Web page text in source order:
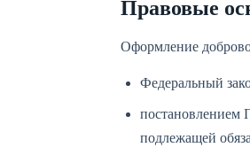
Правовые
Оформление
Федеральный
постановлением
подлежащей